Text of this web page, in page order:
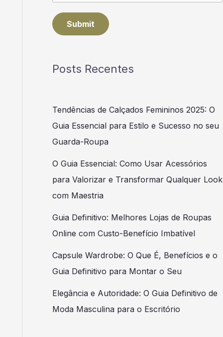
Submit
Posts Recentes
Tendências de Calçados Femininos 2025: O
Guia Essencial para Estilo e Sucesso no seu
Guarda-Roupa
O Guia Essencial: Como Usar Acessórios
para Valorizar e Transformar Qualquer Look
com Maestria
Guia Definitivo: Melhores Lojas de Roupas
Online com Custo-Benefício Imbatível
Capsule Wardrobe: O Que É, Benefícios e o
Guia Definitivo para Montar o Seu
Elegância e Autoridade: O Guia Definitivo de
Moda Masculina para o Escritório